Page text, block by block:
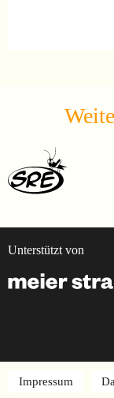
Unterstützt von
Impressum